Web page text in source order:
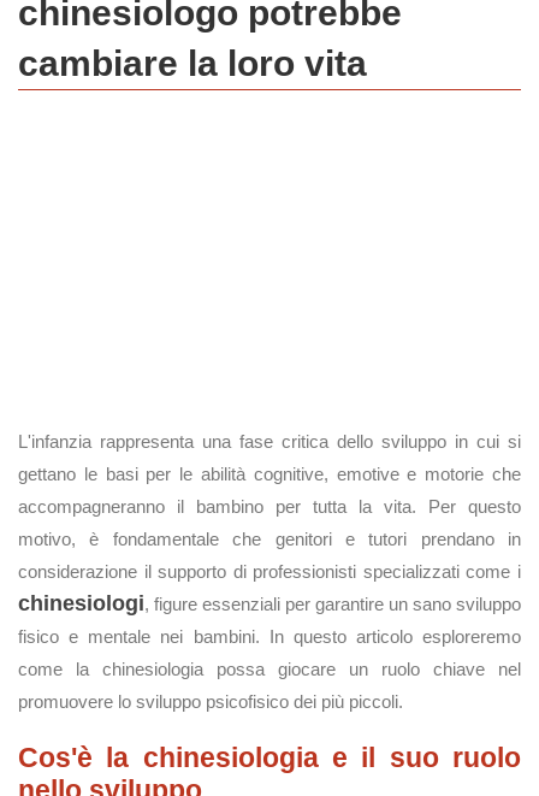
chinesiologo potrebbe
cambiare la loro vita
L'infanzia rappresenta una fase critica dello sviluppo in cui si
gettano le basi per le abilità cognitive, emotive e motorie che
accompagneranno il bambino per tutta la vita. Per questo
motivo, è fondamentale che genitori e tutori prendano in
considerazione il supporto di professionisti specializzati come i
chinesiologi, figure essenziali per garantire un sano sviluppo
fisico e mentale nei bambini. In questo articolo esploreremo
come la chinesiologia possa giocare un ruolo chiave nel
promuovere lo sviluppo psicofisico dei più piccoli.
Cos'è la chinesiologia e il suo ruolo